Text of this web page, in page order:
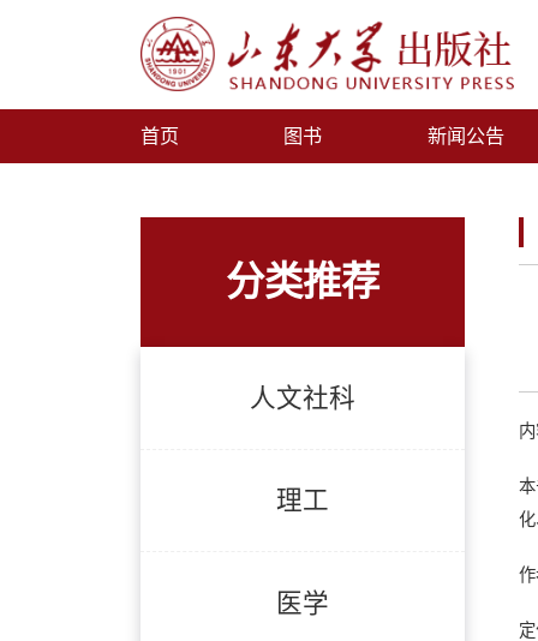
首页 图书 新闻公告
分类推荐
人文社科
理工
医学